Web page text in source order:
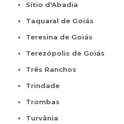
Sítio d'Abadia
Taquaral de Goiás
Teresina de Goiás
Terezópolis de Goiás
Três Ranchos
Trindade
Trombas
Turvânia